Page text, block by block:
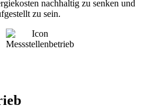
nachhaltig zu senken und
zu sein.